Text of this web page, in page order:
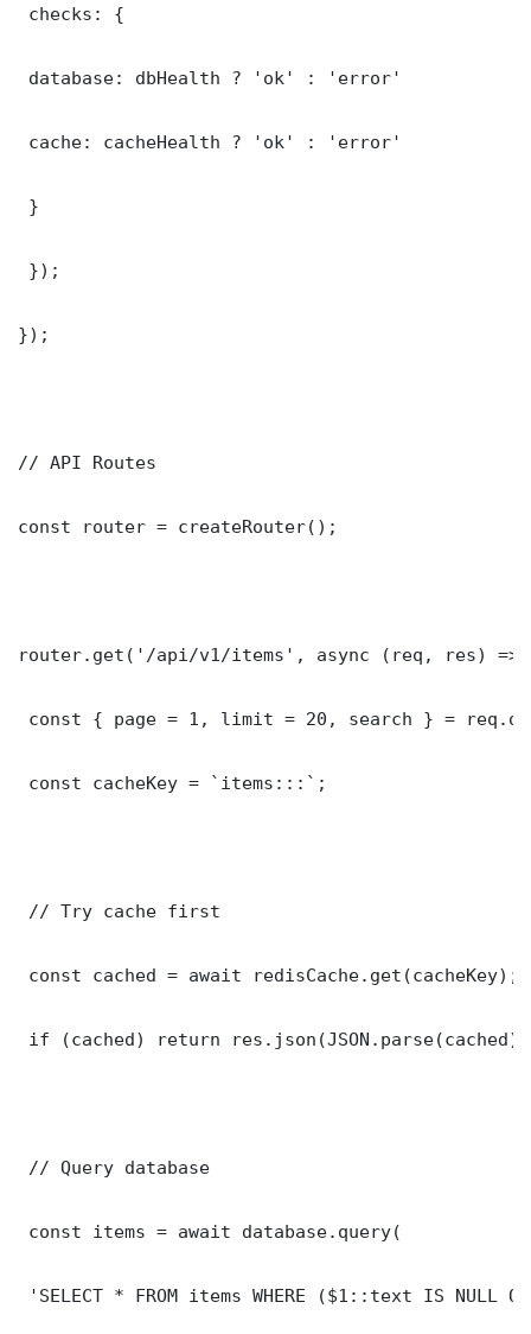
checks: {
database: dbHealth ? 'ok' : 'error'
cache: cacheHealth ? 'ok' : 'error'
}
});
});
// API Routes
const router = createRouter();
router.get('/api/v1/items', async (req, res) =>
const { page = 1, limit = 20, search } =
const cacheKey = `items:::`;
// Try cache first
const cached = await redisCache.get(cacheKey);
if (cached) return
// Query database
const items = await database.query(
'SELECT * FROM items WHERE ($1::text IS NULL